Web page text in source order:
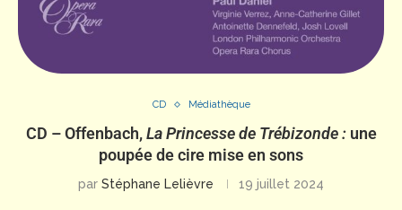
CD Médiathèque
CD – Offenbach,La Princesse de Trébizonde : une
poupée de cire mise en sons
par Stéphane Lelièvre 19 juillet 2024